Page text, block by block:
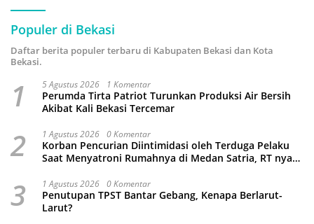
Populer di Bekasi
Daftar berita populer terbaru di Kabupaten Bekasi dan Kota
Bekasi.
1 5 Agustus 2026 1 Komentar
Perumda Tirta Patriot Turunkan Produksi Air Bersih
Akibat Kali Bekasi Tercemar
2 1 Agustus 2026 0 Komentar
Korban Pencurian Diintimidasi oleh Terduga Pelaku
Saat Menyatroni Rumahnya di Medan Satria, RT nya
3 1 Agustus 2026 0 Komentar
Penutupan TPST Bantar Gebang, Kenapa Berlarut-
Larut?